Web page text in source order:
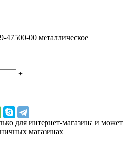
00 металлическое
+
для интернет-магазина и может
магазинах